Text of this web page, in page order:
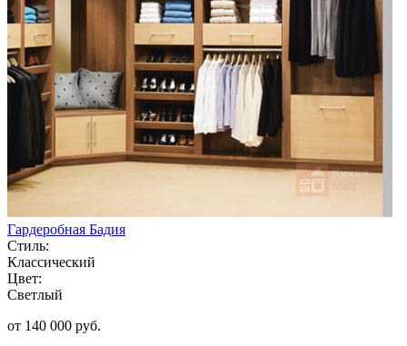
Гардеробная Бадия
Стиль:
Классический
Цвет:
Светлый
от 140 000 руб.